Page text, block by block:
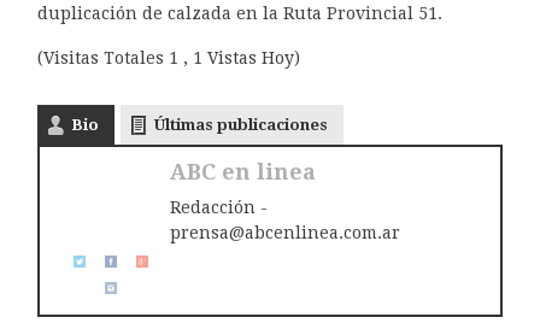
duplicación de calzada en la Ruta Provincial 51.
(Visitas Totales 1 , 1 Vistas Hoy)
Bio Últimas publicaciones
ABC en linea
Redacción -
prensa@abcenlinea.com.ar